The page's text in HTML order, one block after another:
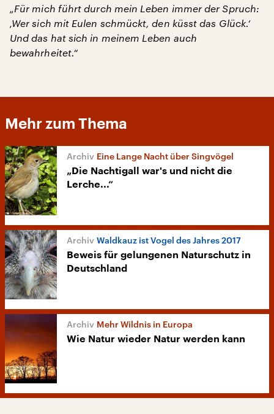
„Für mich führt durch mein Leben immer der Spruch:
‚Wer sich mit Eulen schmückt, den küsst das Glück.‘
Und das hat sich in meinem Leben auch
bewahrheitet.“
Mehr zum Thema
Eine Lange Nacht über Singvögel
„Die Nachtigall war's und nicht die
Lerche...“
Waldkauz ist Vogel des Jahres 2017
Beweis für gelungenen Naturschutz in
Deutschland
Mehr Wildnis in Europa
Wie Natur wieder Natur werden kann